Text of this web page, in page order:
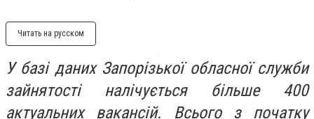
Читать на русском
У базі даних Запорізької обласної служби
зайнятості налічується більше 400
актуальних вакансій. Всього з початку